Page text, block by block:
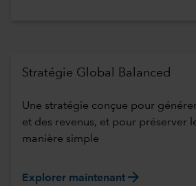
Stratégie Global Balanced
Une stratégie conçue pour
et des revenus, et pour préserver
manière simple
Explorer maintenant arrow_forward